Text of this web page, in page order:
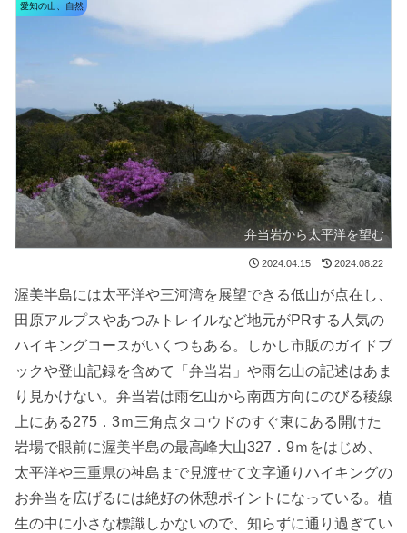
愛知の山、自然
弁当岩から太平洋を望む
2024.04.15 2024.08.22
渥美半島には太平洋や三河湾を展望できる低山が点在し、
田原アルプスやあつみトレイルなど地元がPRする人気の
ハイキングコースがいくつもある。しかし市販のガイドブ
ックや登山記録を含めて「弁当岩」や雨乞山の記述はあま
り見かけない。弁当岩は雨乞山から南西方向にのびる稜線
上にある275．3ｍ三角点タコウドのすぐ東にある開けた
岩場で眼前に渥美半島の最高峰大山327．9ｍをはじめ、
太平洋や三重県の神島まで見渡せて文字通りハイキングの
お弁当を広げるには絶好の休憩ポイントになっている。植
生の中に小さな標識しかないので、知らずに通り過ぎてい